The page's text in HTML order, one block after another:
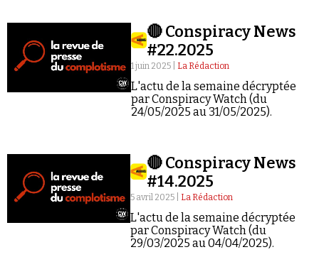
Se connecter
🔴 Conspiracy News
#22.2025
1 juin 2025 | La Rédaction
L'actu de la semaine décryptée
par Conspiracy Watch (du
24/05/2025 au 31/05/2025).
🔴 Conspiracy News
#14.2025
5 avril 2025 | La Rédaction
L'actu de la semaine décryptée
par Conspiracy Watch (du
29/03/2025 au 04/04/2025).